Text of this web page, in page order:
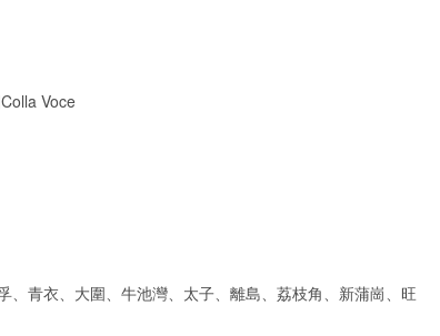
Voce
、青衣、大圍、牛池灣、太子、離島、荔枝角、新蒲崗、旺